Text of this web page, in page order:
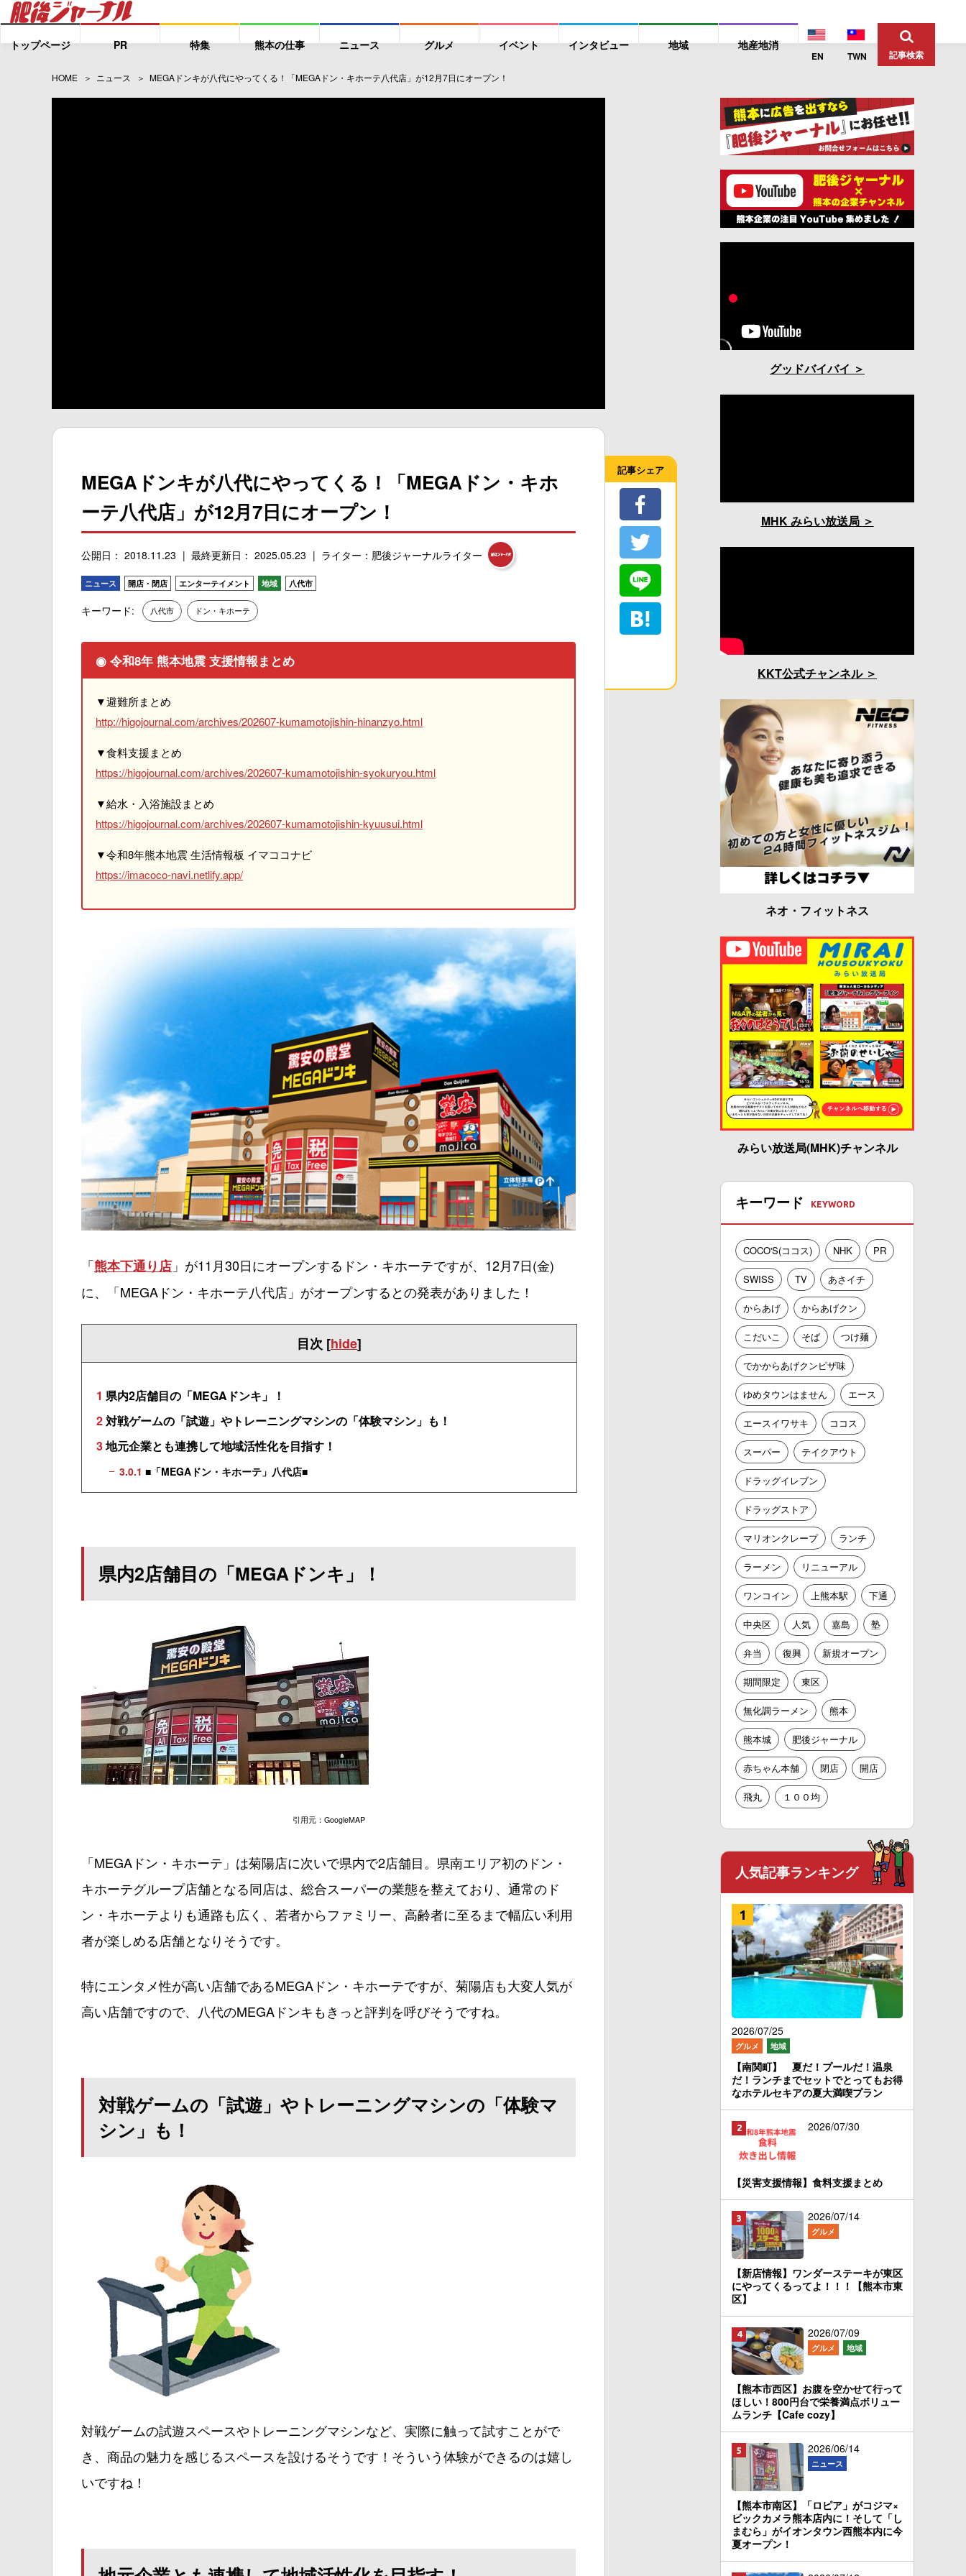
トップページ PR 特集 熊本の仕事 ニュース グルメ イベント インタビュー 地域 地産地消
EN TWN 記事検索
HOME ニュース MEGAドンキが八代にやってくる！「MEGAドン・キホーテ八代店」が12月7日にオープン！
MEGAドンキが八代にやってくる！「MEGAドン・キホ
ーテ八代店」が12月7日にオープン！
公開日： 2018.11.23 最終更新日： 2025.05.23 ライター：肥後ジャーナルライター
ニュース 開店・閉店 エンターテイメント 地域 八代市
キーワード: 八代市 ドン・キホーテ
◉ 令和8年 熊本地震 支援情報まとめ
▼避難所まとめ
http://higojournal.com/archives/202607-kumamotojishin-hinanzyo.html
▼食料支援まとめ
https://higojournal.com/archives/202607-kumamotojishin-syokuryou.html
▼給水・入浴施設まとめ
https://higojournal.com/archives/202607-kumamotojishin-kyuusui.html
▼令和8年熊本地震 生活情報板 イマココナビ
https://imacoco-navi.netlify.app/
「熊本下通り店 」が11月30日にオープンするドン・キホーテですが、12月7日(金)
に、「MEGAドン・キホーテ八代店」がオープンするとの発表がありました！
目次 [hide]
1 県内2店舗目の「MEGAドンキ」！
2対戦ゲームの「試遊」やトレーニングマシンの「体験マシン」も！
3地元企業とも連携して地域活性化を目指す！
3.0.1 ■「MEGAドン・キホーテ」八代店■
県内2店舗目の「MEGAドンキ」！
引用元：GoogleMAP
「MEGAドン・キホーテ」は菊陽店に次いで県内で2店舗目。県南エリア初のドン・
キホーテグループ店舗となる同店は、総合スーパーの業態を整えており、通常のド
ン・キホーテよりも通路も広く、若者からファミリー、高齢者に至るまで幅広い利用
者が楽しめる店舗となりそうです。
特にエンタメ性が高い店舗であるMEGAドン・キホーテですが、菊陽店も大変人気が
高い店舗ですので、八代のMEGAドンキもきっと評判を呼びそうですね。
対戦ゲームの「試遊」やトレーニングマシンの「体験マ
シン」も！
対戦ゲームの試遊スペースやトレーニングマシンなど、実際に触って試すことがで
き、商品の魅力を感じるスペースを設けるそうです！そういう体験ができるのは嬉し
いですね！
記事シェア
グッドバイバイ
MHK みらい放送局
KKT公式チャンネル
ネオ・フィットネス
みらい放送局(MHK)チャンネル
キーワード
COCO'S(ココス) NHK PR
SWISS TV あさイチ
からあげ からあげクン
こだいこ そば つけ麺
でかからあげクンピザ味
ゆめタウンはません エース
エースイワサキ ココス
スーパー テイクアウト
ドラッグイレブン
ドラッグストア
マリオンクレープ ランチ
ラーメン リニューアル
ワンコイン 上熊本駅 下通
中央区 人気 嘉島 塾
弁当 復興 新規オープン
期間限定 東区
無化調ラーメン 熊本
熊本城 肥後ジャーナル
赤ちゃん本舗 閉店 開店
飛丸 １００均
人気記事ランキング
2026/07/25
グルメ 地域
【南関町】 夏だ！プールだ！温泉
だ！ランチまでセットでとってもお得
なホテルセキアの夏大満喫プラン
2026/07/30
【災害支援情報】食料支援まとめ
2026/07/14
グルメ
【新店情報】ワンダーステーキが東区
にやってくるってよ！！！【熊本市東
区】
2026/07/09
グルメ 地域
【熊本市西区】お腹を空かせて行って
ほしい！800円台で栄養満点ボリュー
ムランチ【Cafe cozy】
2026/06/14
ニュース
【熊本市南区】「ロピア」がコジマ×
ビックカメラ熊本店内に！そして「し
まむら」がイオンタウン西熊本内に今
夏オープン！